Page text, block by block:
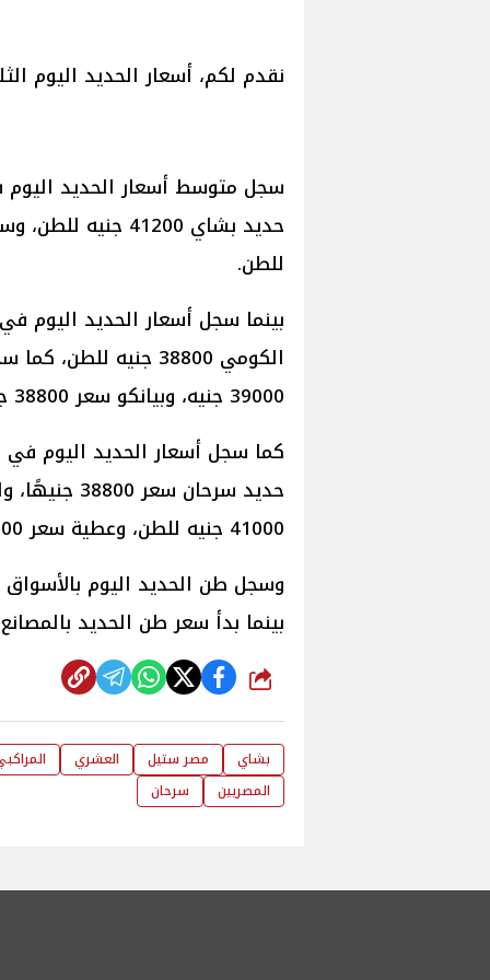
نقدم لكم، أسعار الحديد اليوم
للطن.
39000 جنيه، وبيانكو سعر 38800 جنيه للطن.
41000 جنيه للطن، وعطية سعر 39000 جنيه للطن.
بينما بدأ سعر طن الحديد بالمصانع
شارك
بشاي مصر ستيل العشري
المصريين
سرحان